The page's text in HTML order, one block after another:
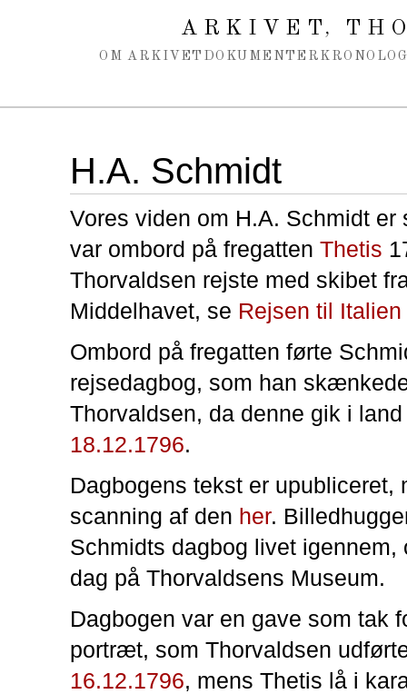
ARKIVET,
OM ARKIVET DOKUMENTER
H.A. Schmidt
Vores viden om H.A. Schmidt er
var ombord på fregatten Thetis
Thorvaldsen rejste med skibet
Middelhavet, se Rejsen til
Ombord på fregatten førte
rejsedagbog, som han
Thorvaldsen, da denne gik i
18.12.1796.
Dagbogens tekst er upubliceret,
scanning af den her.
Schmidts dagbog livet igennem,
dag på Thorvaldsens Museum.
Dagbogen var en gave som tak
portræt, som Thorvaldsen
16.12.1796, mens Thetis lå i